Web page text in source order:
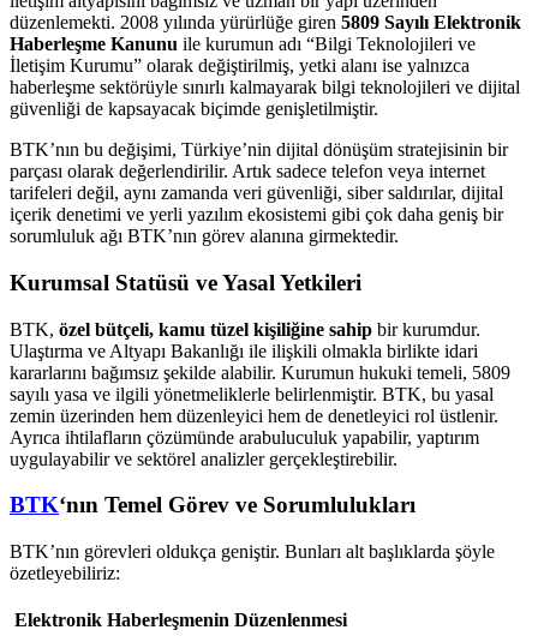
düzenlemekti. 2008 yılında yürürlüğe giren 5809 Sayılı Elektronik
Haberleşme Kanunu ile kurumun adı “Bilgi Teknolojileri ve
İletişim Kurumu” olarak değiştirilmiş, yetki alanı ise yalnızca
haberleşme sektörüyle sınırlı kalmayarak bilgi teknolojileri ve dijital
güvenliği de kapsayacak biçimde genişletilmiştir.
BTK’nın bu değişimi, Türkiye’nin dijital dönüşüm stratejisinin bir
parçası olarak değerlendirilir. Artık sadece telefon veya internet
tarifeleri değil, aynı zamanda veri güvenliği, siber saldırılar, dijital
içerik denetimi ve yerli yazılım ekosistemi gibi çok daha geniş bir
sorumluluk ağı BTK’nın görev alanına girmektedir.
Kurumsal Statüsü ve Yasal Yetkileri
BTK, özel bütçeli, kamu tüzel kişiliğine sahip bir kurumdur.
Ulaştırma ve Altyapı Bakanlığı ile ilişkili olmakla birlikte idari
kararlarını bağımsız şekilde alabilir. Kurumun hukuki temeli, 5809
sayılı yasa ve ilgili yönetmeliklerle belirlenmiştir. BTK, bu yasal
zemin üzerinden hem düzenleyici hem de denetleyici rol üstlenir.
Ayrıca ihtilafların çözümünde arabuluculuk yapabilir, yaptırım
uygulayabilir ve sektörel analizler gerçekleştirebilir.
BTK‘nın Temel Görev ve Sorumlulukları
BTK’nın görevleri oldukça geniştir. Bunları alt başlıklarda şöyle
özetleyebiliriz:
Elektronik Haberleşmenin Düzenlenmesi